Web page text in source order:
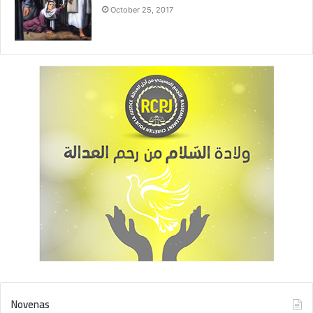
يتألم مربيك يوسف وأمك العذراء لمدة ثلاثة أيام عندما فقداك في
الهيكل، نسألك بشفاعتهما وصلاتهما أن لا يعيقنا أحد ولا شيء عن
عمل إرادتك، وساعدنا يا إلهنا ألا نيأس من خطيئتنا التي تجعلنا نفقد
حضورك بيننا، بل امنحنا نعمة البحث عنك دائما والعيش بالمصالحة
المستمرة معك، فنمجدك كل أيام حياتنا.
اليوم الثامن:
ايها الرب يسوع يا من كنت مع العذراء إلى جانب القديس يوسف في
مثاله، فنحظى بحضورك وحنان أمك العذراء مريم وطيبته الخاصة،
وهو شفيع الميتةالصالحة، ونتلفظ عند ساعة موتنا بأسمائكم
October 25, 2017
Novenas